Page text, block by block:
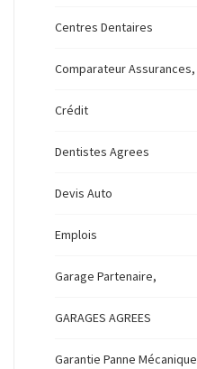
Centres Dentaires
Comparateur Assurances,
Crédit
Dentistes Agrees
Devis Auto
Emplois
Garage Partenaire,
GARAGES AGREES
Garantie Panne Mécanique